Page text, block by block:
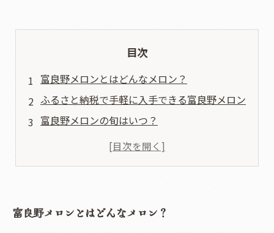
目次
富良野メロンとはどんなメロン？
ふるさと納税で手軽に入手できる富良野メロン
富良野メロンの旬はいつ？
美味しさの秘訣はどこにある？
富良野メロンとはどんなメロン？